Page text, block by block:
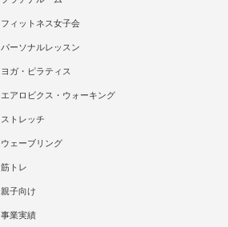
フィットネス女子会
パーソナルレッスン
ヨガ・ピラティス
エアロビクス・ウォーキング
ストレッチ
ウェーブリング
筋トレ
親子向け
事業実績